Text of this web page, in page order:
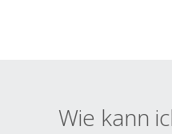
Wie kann